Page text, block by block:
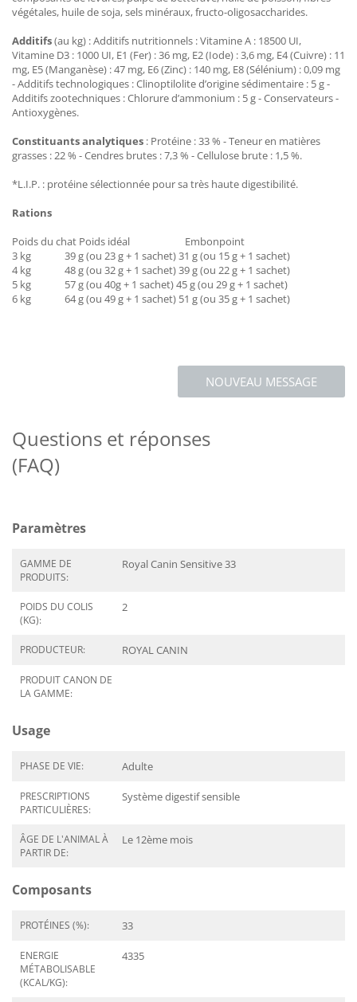
végétales, huile de soja, sels minéraux, fructo-oligosaccharides.
Additifs(au kg) : Additifs nutritionnels : Vitamine A : 18500 UI,
Vitamine D3 : 1000 UI, E1 (Fer) : 36 mg, E2 (Iode) : 3,6 mg, E4 (Cuivre) : 11
mg, E5 (Manganèse) : 47 mg, E6 (Zinc) : 140 mg, E8 (Sélénium) : 0,09 mg
- Additifs technologiques : Clinoptilolite d’origine sédimentaire : 5 g -
Additifs zootechniques : Chlorure d’ammonium : 5 g - Conservateurs -
Antioxygènes.
Constituantsanalytiques : Protéine : 33 % - Teneur en matières
grasses : 22 % - Cendres brutes : 7,3 % - Cellulose brute : 1,5 %.
*L.I.P. : protéine sélectionnée pour sa très haute digestibilité.
Rations
Poids du chat Poids idéal Embonpoint
3 kg 39 g (ou 23 g + 1 sachet) 31 g (ou 15 g + 1 sachet)
4 kg 48 g (ou 32 g + 1 sachet) 39 g (ou 22 g + 1 sachet)
5 kg 57 g (ou 40g + 1 sachet) 45 g (ou 29 g + 1 sachet)
6 kg 64 g (ou 49 g + 1 sachet) 51 g (ou 35 g + 1 sachet)
NOUVEAU MESSAGE
Questions et réponses
(FAQ)
Paramètres
GAMME DE
PRODUITS:
Royal Canin Sensitive 33
POIDS DU COLIS
(KG):
2
PRODUCTEUR: ROYAL CANIN
PRODUIT CANON DE
LA GAMME:
Usage
PHASE DE VIE: Adulte
PRESCRIPTIONS
PARTICULIÈRES:
Système digestif sensible
ÂGE DE L'ANIMAL À
PARTIR DE:
Le 12ème mois
Composants
PROTÉINES (%): 33
ENERGIE
MÉTABOLISABLE
(KCAL/KG):
4335